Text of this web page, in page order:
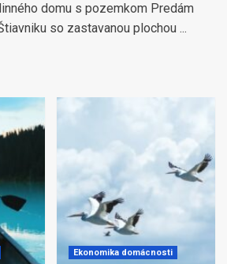
domu s pozemkom Predám
so zastavanou plochou ...
Ekonomika domácnosti